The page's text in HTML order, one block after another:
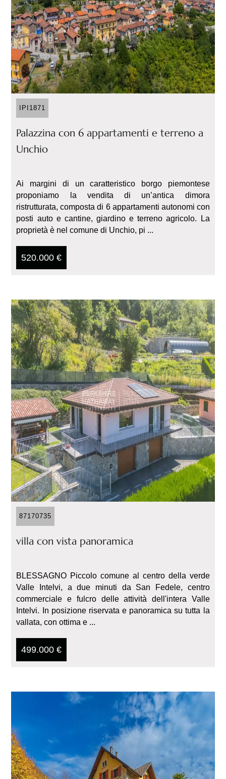
IPI1871
Palazzina con 6 appartamenti e terreno a
Unchio
Ai margini di un caratteristico borgo piemontese
proponiamo la vendita di un’antica dimora
ristrutturata, composta di 6 appartamenti autonomi con
posti auto e cantine, giardino e terreno agricolo. La
proprietà è nel comune di Unchio, pi ...
520.000 €
87170735
villa con vista panoramica
BLESSAGNO Piccolo comune al centro della verde
Valle Intelvi, a due minuti da San Fedele, centro
commerciale e fulcro delle attività dell'intera Valle
Intelvi. In posizione riservata e panoramica su tutta la
vallata, con ottima e ...
499.000 €